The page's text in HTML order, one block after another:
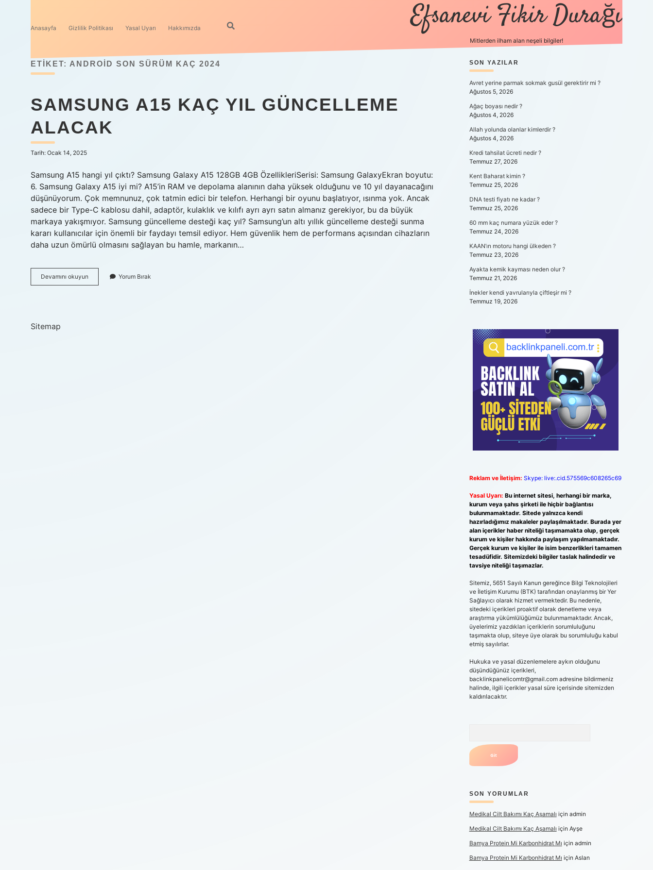
Anasayfa Gizlilik Politikası Yasal Uyarı Hakkımızda Efsanevi Fikir Durağı
Mitlerden ilham alan neşeli bilgiler!
ETIKET: ANDROID SON SÜRÜM KAÇ 2024
SAMSUNG A15 KAÇ YIL GÜNCELLEME
ALACAK
Tarih: Ocak 14, 2025
Samsung A15 hangi yıl çıktı? Samsung Galaxy A15 128GB 4GB ÖzellikleriSerisi: Samsung GalaxyEkran boyutu:
6. Samsung Galaxy A15 iyi mi? A15’in RAM ve depolama alanının daha yüksek olduğunu ve 10 yıl dayanacağını
düşünüyorum. Çok memnunuz, çok tatmin edici bir telefon. Herhangi bir oyunu başlatıyor, ısınma yok. Ancak
sadece bir Type-C kablosu dahil, adaptör, kulaklık ve kılıfı ayrı ayrı satın almanız gerekiyor, bu da büyük
markaya yakışmıyor. Samsung güncelleme desteği kaç yıl? Samsung’un altı yıllık güncelleme desteği sunma
kararı kullanıcılar için önemli bir faydayı temsil ediyor. Hem güvenlik hem de performans açısından cihazların
daha uzun ömürlü olmasını sağlayan bu hamle, markanın…
Devamını okuyun Samsung
A15
Yorum Bırak
Sitemap
SIDEBAR
SON YAZILAR
Avret yerine parmak sokmak gusül gerektirir mi ?
Ağustos 5, 2026
Ağaç boyası nedir ?
Ağustos 4, 2026
Allah yolunda olanlar kimlerdir ?
Ağustos 4, 2026
Kredi tahsilat ücreti nedir ?
Temmuz 27, 2026
Kent Baharat kimin ?
Temmuz 25, 2026
DNA testi fiyatı ne kadar ?
Temmuz 25, 2026
60 mm kaç numara yüzük eder ?
Temmuz 24, 2026
KAAN’ın motoru hangi ülkeden ?
Temmuz 23, 2026
Ayakta kemik kayması neden olur ?
Temmuz 21, 2026
İnekler kendi yavrularıyla çiftleşir mi ?
Temmuz 19, 2026
Reklam ve İletişim: Skype: live:.cid.575569c608265c69
Yasal Uyarı: Bu internet sitesi, herhangi bir marka,
kurum veya şahıs şirketi ile hiçbir bağlantısı
bulunmamaktadır. Sitede yalnızca kendi
hazırladığımız makaleler paylaşılmaktadır. Burada yer
alan içerikler haber niteliği taşımamakta olup, gerçek
kurum ve kişiler hakkında paylaşım yapılmamaktadır.
Gerçek kurum ve kişiler ile isim benzerlikleri tamamen
tesadüfidir. Sitemizdeki bilgiler taslak halindedir ve
tavsiye niteliği taşımazlar.
Sitemiz, 5651 Sayılı Kanun gereğince Bilgi Teknolojileri
ve İletişim Kurumu (BTK) tarafından onaylanmış bir Yer
Sağlayıcı olarak hizmet vermektedir. Bu nedenle,
sitedeki içerikleri proaktif olarak denetleme veya
araştırma yükümlülüğümüz bulunmamaktadır. Ancak,
üyelerimiz yazdıkları içeriklerin sorumluluğunu
taşımakta olup, siteye üye olarak bu sorumluluğu kabul
etmiş sayılırlar.
Hukuka ve yasal düzenlemelere aykırı olduğunu
düşündüğünüz içerikleri,
backlinkpanelicomtr@gmail.comadresine bildirmeniz
halinde, ilgili içerikler yasal süre içerisinde sitemizden
kaldırılacaktır.
SON YORUMLAR
Medikal Cilt Bakımı Kaç Aşamalı için admin
Medikal Cilt Bakımı Kaç Aşamalı için Ayşe
Bamya Protein Mi Karbonhidrat Mı için admin
Bamya Protein Mi Karbonhidrat Mı için Aslan